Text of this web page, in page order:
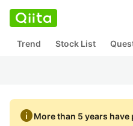
Trend Stock List
infoMore than 5 years